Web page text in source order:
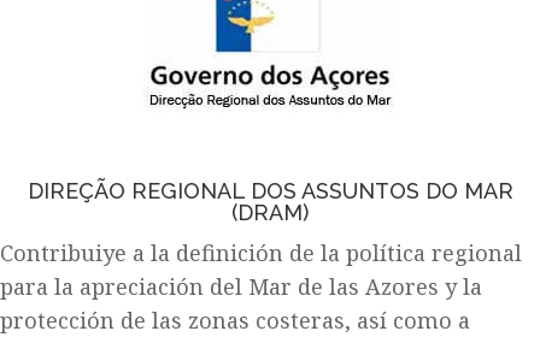
DIREÇÃO REGIONAL DOS ASSUNTOS DO MAR
(DRAM)
Contribuiye a la definición de la política regional
para la apreciación del Mar de las Azores y la
protección de las zonas costeras, así como a